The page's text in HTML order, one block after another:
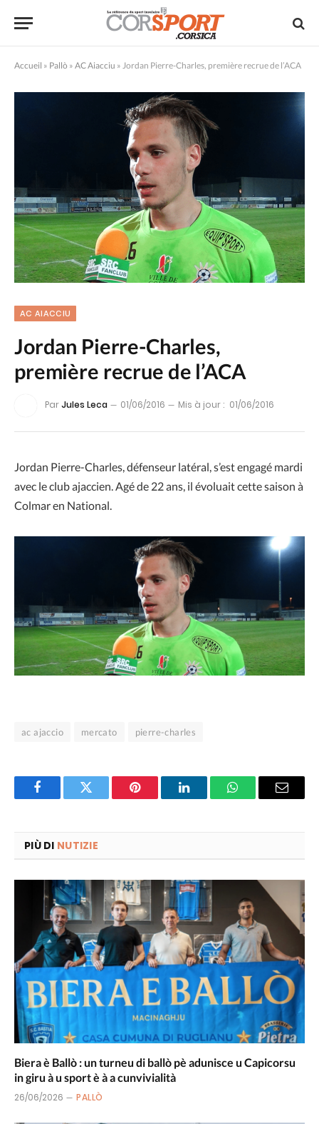
Accueil » Pallò » AC Aiacciu » Jordan Pierre-Charles, première recrue de l’ACA
AC AIACCIU
Jordan Pierre-Charles,
première recrue de l’ACA
ParJules Leca 01/06/2016 Mis à jour : 01/06/2016
Jordan Pierre-Charles, défenseur latéral, s’est engagé mardi
avec le club ajaccien. Agé de 22 ans, il évoluait cette saison à
Colmar en National.
ac ajaccio mercato pierre-charles
FacebookTwitter Pinterest LinkedInWhatsAppEmail
PIÙ DI NUTIZIE
Biera è Ballò : un turneu di ballò pè adunisce u Capicorsu
in giru à u sport è à a cunvivialità
26/06/2026 PALLÒ